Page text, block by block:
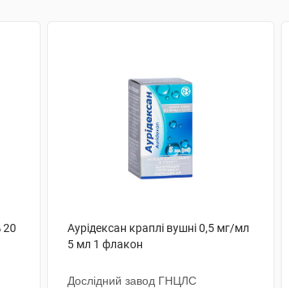
20
Аурiдексан краплі вушні 0,5 мг/мл
5 мл 1 флакон
Дослідний завод ГНЦЛС